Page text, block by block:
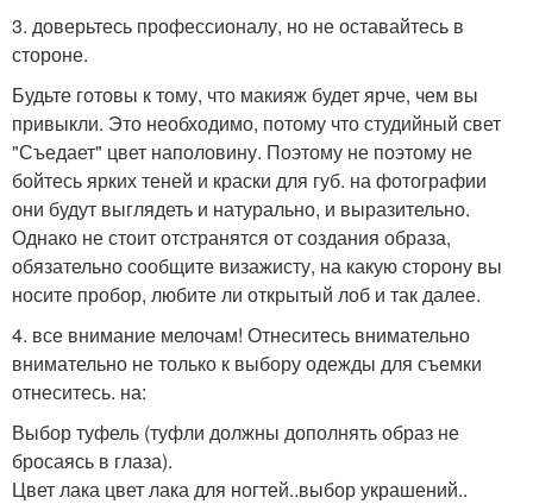
3. доверьтесь профессионалу, но не оставайтесь в
стороне.
Будьте готовы к тому, что макияж будет ярче, чем вы
привыкли. Это необходимо, потому что студийный свет
"Съедает" цвет наполовину. Поэтому не поэтому не
бойтесь ярких теней и краски для губ. на фотографии
они будут выглядеть и натурально, и выразительно.
Однако не стоит отстранятся от создания образа,
обязательно сообщите визажисту, на какую сторону вы
носите пробор, любите ли открытый лоб и так далее.
4. все внимание мелочам! Отнеситесь внимательно
внимательно не только к выбору одежды для съемки
отнеситесь. на:
Выбор туфель (туфли должны дополнять образ не
бросаясь в глаза).
Цвет лака цвет лака для ногтей..выбор украшений..